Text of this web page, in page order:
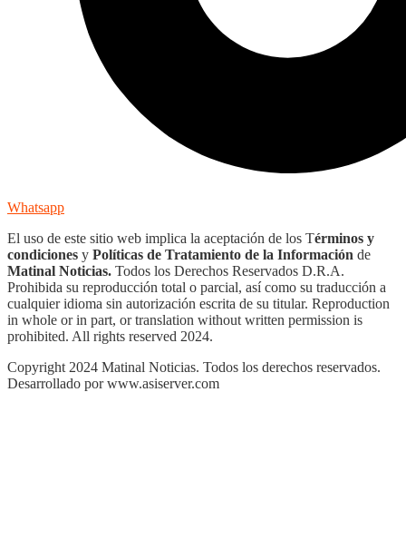
Whatsapp
El uso de este sitio web implica la aceptación de los Términos y
condiciones y Políticas de Tratamiento de la Información de
Matinal Noticias. Todos los Derechos Reservados D.R.A.
Prohibida su reproducción total o parcial, así como su traducción a
cualquier idioma sin autorización escrita de su titular. Reproduction
in whole or in part, or translation without written permission is
prohibited. All rights reserved 2024.
Copyright 2024 Matinal Noticias. Todos los derechos reservados.
Desarrollado por www.asiserver.com